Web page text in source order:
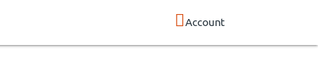
Account